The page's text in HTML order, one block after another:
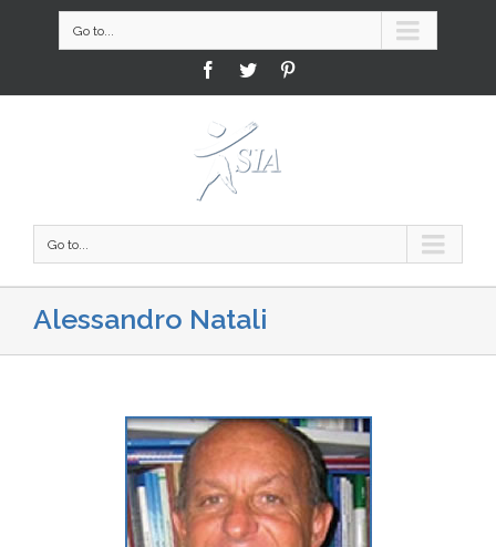
Go to...
Facebook
Twitter
Go to...
Alessandro Natali